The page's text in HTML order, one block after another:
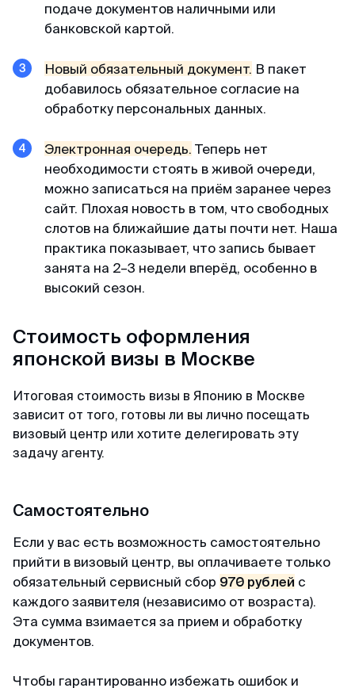
Доступные цены
Спасибо визовому центру за оперативную
КЕТУ в Корею. Сотрудники центра проверили
все данные и фото, сами заполнили анкеты и
на следующий день нам уже направили
Гордей
Отзыв с Telegram · 2024
Меньше чем за день
Все не просто отлично, а даже потрясающе.
Не успел я опомниться, моя кета меньше чем
быстро и вежливо, всем рекомендую!
Отзыв с Яндекса · 2023
Легко и просто
прошел очень быстро и без каких-либо
оперативно и поделился очень подробной
инструкцией для сбора документов и
подготовки фотографий. И вот через 3 дня
визы были готовы! После обращения в
MyVisaWorld однозначно остались только
приятные впечатления!
подаче документов наличными или
банковской картой.
Новый обязательный документ. В пакет
добавилось обязательное согласие на
обработку персональных данных.
Электронная очередь. Теперь нет
необходимости стоять в живой очереди,
можно записаться на приём заранее через
сайт. Плохая новость в том, что свободных
слотов на ближайшие даты почти нет. Наша
практика показывает, что запись бывает
занята на 2–3 недели вперёд, особенно в
высокий сезон.
Стоимость оформления
японской визы в Москве
Итоговая стоимость визы в Японию в Москве
зависит от того, готовы ли вы лично посещать
визовый центр или хотите делегировать эту
задачу агенту.
Самостоятельно
Если у вас есть возможность самостоятельно
прийти в визовый центр, вы оплачиваете только
обязательный сервисный сбор 970 рублей с
каждого заявителя (независимо от возраста).
Эта сумма взимается за прием и обработку
документов.
Чтобы гарантированно избежать ошибок и